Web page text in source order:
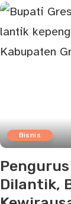
Bisnis
Pengurus
Dilantik,